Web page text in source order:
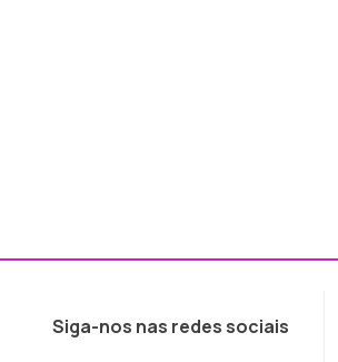
Siga-nos nas redes sociais